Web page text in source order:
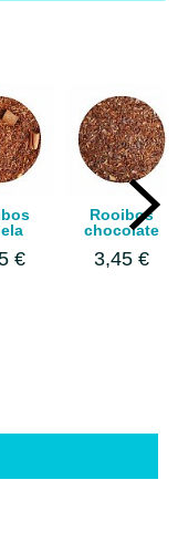
€
Rooibos
chocolate
3,45 €